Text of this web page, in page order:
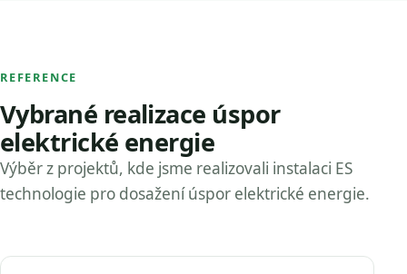
REFERENCE
Vybrané realizace úspor
elektrické energie
Výběr z projektů, kde jsme realizovali instalaci ES
technologie pro dosažení úspor elektrické energie.